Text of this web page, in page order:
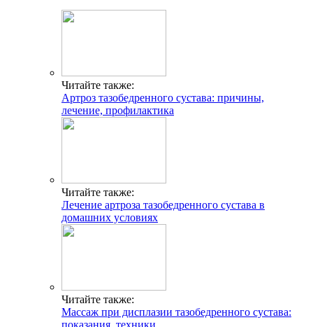
Читайте также:
Артроз тазобедренного сустава: причины,
лечение, профилактика
Читайте также:
Лечение артроза тазобедренного сустава в
домашних условиях
Читайте также:
Массаж при дисплазии тазобедренного сустава:
показания, техники